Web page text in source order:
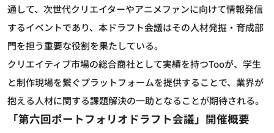
通して、次世代クリエイターやアニメファンに向けて情報発信
するイベントであり、本ドラフト会議はその人材発掘・育成部
門を担う重要な役割を果たしている。
クリエイティブ市場の総合商社として実績を持つTooが、学生
と制作現場を繋ぐプラットフォームを提供することで、業界が
抱える人材に関する課題解決の一助となることが期待される。
「第六回ポートフォリオドラフト会議」開催概要